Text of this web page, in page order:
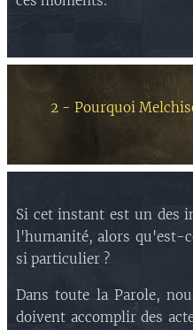
2 - Pourquoi
Si cet instant est un des
l'humanité, alors qu'est-
si particulier ?
Dans toute la Parole,
doivent accomplir des